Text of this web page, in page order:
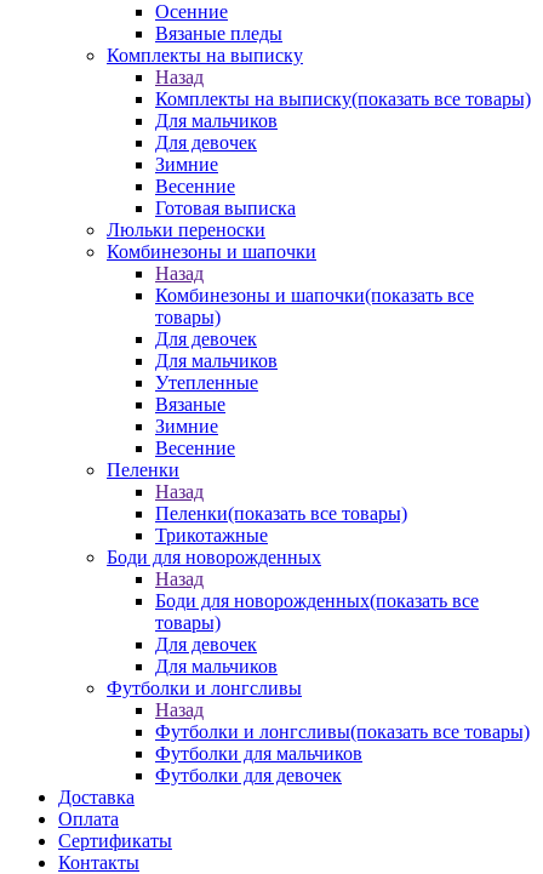
Осенние
Вязаные пледы
Комплекты на выписку
Назад
Комплекты на выписку(показать все товары)
Для мальчиков
Для девочек
Зимние
Весенние
Готовая выписка
Люльки переноски
Комбинезоны и шапочки
Назад
Комбинезоны и шапочки(показать все
товары)
Для девочек
Для мальчиков
Утепленные
Вязаные
Зимние
Весенние
Пеленки
Назад
Пеленки(показать все товары)
Трикотажные
Боди для новорожденных
Назад
Боди для новорожденных(показать все
товары)
Для девочек
Для мальчиков
Футболки и лонгсливы
Назад
Футболки и лонгсливы(показать все товары)
Футболки для мальчиков
Футболки для девочек
Доставка
Оплата
Сертификаты
Контакты